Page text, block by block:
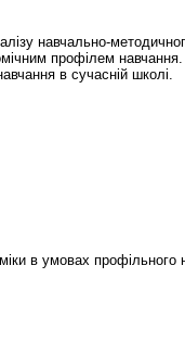
навчально-
профілем навчання.
в сучасній школі.
в умовах профільного